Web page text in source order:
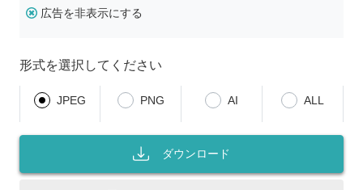
広告を非表示にする
形式を選択してください
JPEG PNG AI ALL
ダウンロード